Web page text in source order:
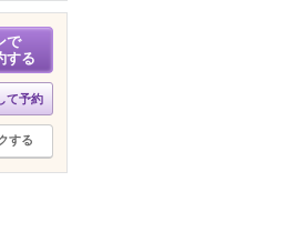
で
する
て予約
する